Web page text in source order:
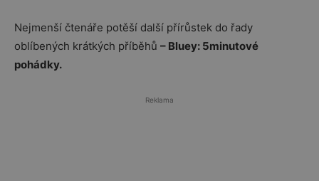
Nejmenší čtenáře potěší další přírůstek do řady
oblíbených krátkých příběhů – Bluey: 5minutové
pohádky.
Reklama